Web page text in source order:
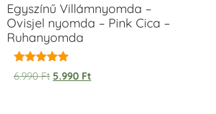
Egyszínű Villámnyomda –
Ovisjel nyomda – Pink Cica –
Ruhanyomda
Értékelés:
5.00
6.990Ft 5.990 Ft